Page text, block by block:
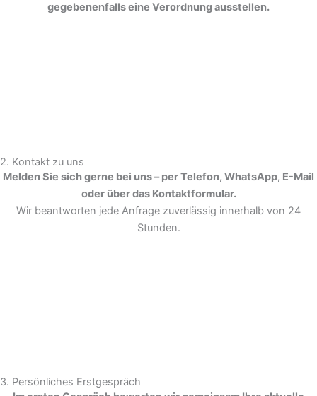
gegebenenfalls eine Verordnung ausstellen.
2. Kontakt zu uns
Melden Sie sich gerne bei uns – per Telefon, WhatsApp, E-Mail
oder über das Kontaktformular.
Wir beantworten jede Anfrage zuverlässig innerhalb von 24
Stunden.
3. Persönliches Erstgespräch